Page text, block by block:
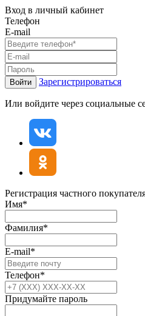
Вход в личный кабинет
Телефон
E-mail
Войти Зарегистрироваться
Или войдите через социальные
Регистрация частного
Имя*
Фамилия*
E-mail*
Телефон*
Придумайте пароль